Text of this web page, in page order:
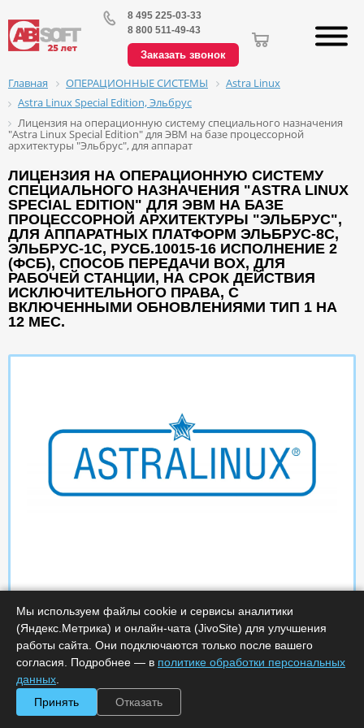
8 495 225-03-33
8 800 511-49-43
Заказать звонок
Главная ОПЕРАЦИОННЫЕ СИСТЕМЫ
Astra Linux
Astra Linux Special Edition, Эльбрус
Лицензия на операционную систему специального назначения
"Astra Linux Special Edition" для ЭВМ на базе процессорной
архитектуры "Эльбрус", для аппарат
ЛИЦЕНЗИЯ НА ОПЕРАЦИОННУЮ СИСТЕМУ
СПЕЦИАЛЬНОГО НАЗНАЧЕНИЯ "ASTRA LINUX
SPECIAL EDITION" ДЛЯ ЭВМ НА БАЗЕ
ПРОЦЕССОРНОЙ АРХИТЕКТУРЫ "ЭЛЬБРУС",
ДЛЯ АППАРАТНЫХ ПЛАТФОРМ ЭЛЬБРУС-8С,
ЭЛЬБРУС-1С, РУСБ.10015-16 ИСПОЛНЕНИЕ 2
(ФСБ), СПОСОБ ПЕРЕДАЧИ BOX, ДЛЯ
РАБОЧЕЙ СТАНЦИИ, НА СРОК ДЕЙСТВИЯ
ИСКЛЮЧИТЕЛЬНОГО ПРАВА, С
ВКЛЮЧЕННЫМИ ОБНОВЛЕНИЯМИ ТИП 1 НА
12 МЕС.
Характеристики
Мы используем файлы cookie и сервисы аналитики
(Яндекс.Метрика) и онлайн-чата (JivoSite) для улучшения
работы сайта. Они подключаются только после вашего
согласия. Подробнее — в политике обработки персональных
данных
Принять
Отказать